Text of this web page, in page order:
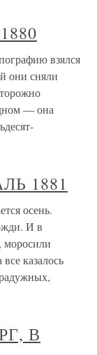
взялся
они сняли
— она
1881
осень.
И в
моросили
казалось
В